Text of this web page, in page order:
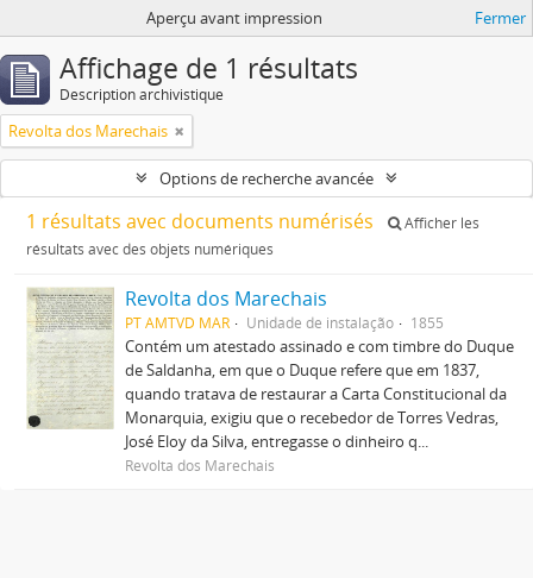
Aperçu avant impression Fermer
Affichage de 1 résultats
Description archivistique
Revolta dos Marechais
Options de recherche avancée
1 résultats avec documents numérisés
Afficher les
résultats avec des objets numériques
Revolta dos Marechais
PT AMTVD MAR Unidade de instalação 1855
Contém um atestado assinado e com timbre do Duque
de Saldanha, em que o Duque refere que em 1837,
quando tratava de restaurar a Carta Constitucional da
Monarquia, exigiu que o recebedor de Torres Vedras,
José Eloy da Silva, entregasse o dinheiro q...
Revolta dos Marechais